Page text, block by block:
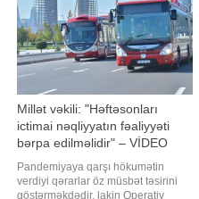
Millət vəkili: "Həftəsonları
ictimai nəqliyyatın fəaliyyəti
bərpa edilməlidir" – VİDEO
Pandemiyaya qarşı hökumətin
verdiyi qərarlar öz müsbət təsirini
göstərməkdədir, lakin Operativ